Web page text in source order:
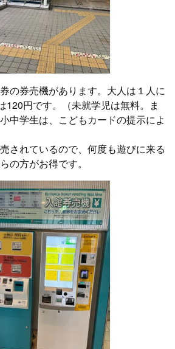
の券売機があります。大人は１人に
120円です。（未就学児は無料。ま
中学生は、こどもカードの提示によ
されているので、何度も遊びに来る
の方がお得です。